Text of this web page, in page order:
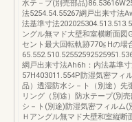
水テ－プ(別売部品
法5254.54.55267網戸出来寸法
法基準寸法
ングル無マド大壁和室横断面図
セント最大回転軌跡770≦Hの場
網戸出来寸法Ah6h：内法基準
57H403011.554P防湿気密フィ
品）透湿防水シ－ト（別途）先
リング（別途）防水テープ(別
シ－ト(別途)防湿気密フィルム(
Ｈアングル無マド大壁和室縦断